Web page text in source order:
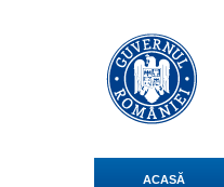
ACASĂ